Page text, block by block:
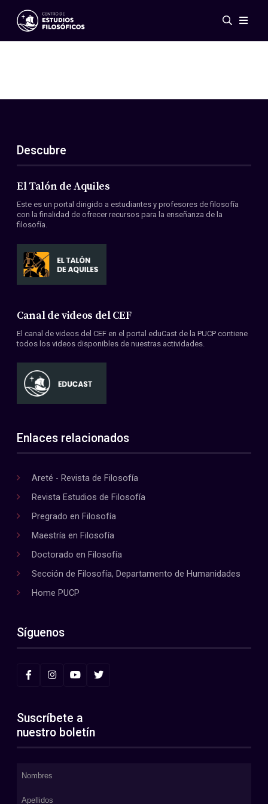
Eventos
ES
EN
Acerca de nosotros
Miembros
Convenios
Descubre
El Talón de Aquiles
Este es un portal dirigido a estudiantes y profesores de filosofía
con la finalidad de ofrecer recursos para la enseñanza de la
filosofía.
Canal de videos del CEF
El canal de videos del CEF en el portal eduCast de la PUCP contiene
todos los videos disponibles de nuestras actividades.
Enlaces relacionados
Areté - Revista de Filosofía
Revista Estudios de Filosofía
Pregrado en Filosofía
Maestría en Filosofía
Doctorado en Filosofía
Sección de Filosofía, Departamento de Humanidades
Home PUCP
Síguenos
Suscríbete a
nuestro boletín